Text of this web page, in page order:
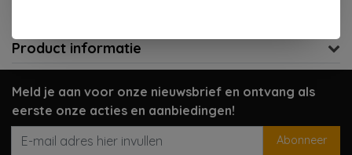
Product informatie
Meld je aan voor onze nieuwsbrief en ontvang als
eerste onze acties en aanbiedingen!
Abonneer